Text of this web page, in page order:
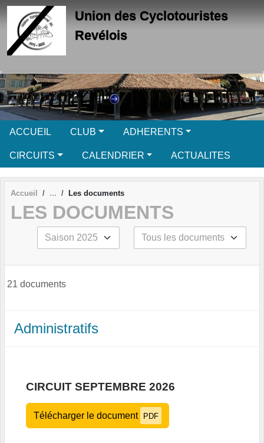
Union des Cyclotouristes
Revélois
ACCUEIL CLUB ADHERENTS
CIRCUITS CALENDRIER ACTUALITES
Accueil Les documents
LES DOCUMENTS
21 documents
Administratifs
CIRCUIT SEPTEMBRE 2026
Télécharger le document PDF
Panneau de gestion des cookies